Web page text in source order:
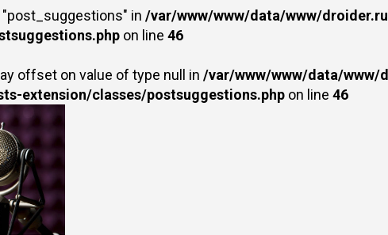
"post_suggestions" in /var/www/www/data/www/
on line 46
offset on value of type null in /var/www/www/data/www/
extension/classes/postsuggestions.phpon line 46